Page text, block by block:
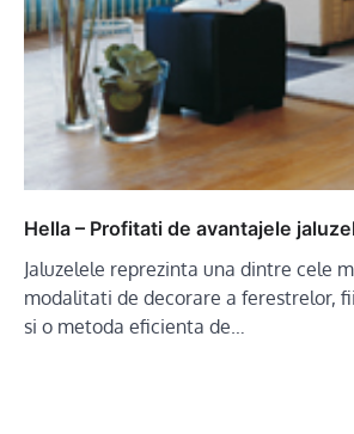
Hella – Profitati de avantajele
Jaluzelele reprezinta una dintre cele
modalitati de decorare a ferestrelor,
si o metoda eficienta de…